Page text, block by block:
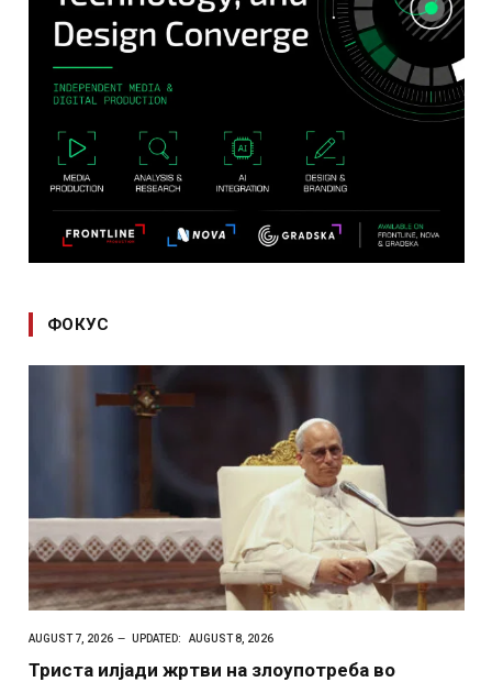
ФОКУС
AUGUST 7, 2026 UPDATED: AUGUST 8, 2026
Триста илјади жртви на злоупотреба во